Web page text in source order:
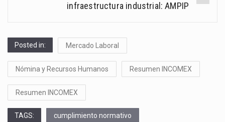
infraestructura industrial: AMPIP
Posted in: Mercado Laboral
Nómina y Recursos Humanos Resumen INCOMEX
Resumen INCOMEX
TAGS: cumplimiento normativo